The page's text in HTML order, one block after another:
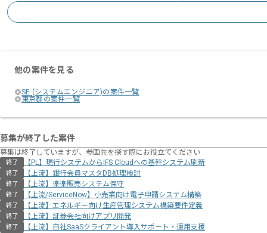
他の案件を見る
SE (システムエンジニア)の案件一覧
東京都の案件一覧
募集が終了した案件
募集は終了していますが、参画先を探す際にお役立てください
終了 【PL】現行システムからIFS Cloudへの基幹システム刷新
終了 【上流】銀行会員マスタDB処理検討
終了 【上流】楽楽販売システム保守
終了 【上流/ServiceNow】小売業向け電子申請システム構築
終了 【上流】エネルギー向け生産管理システム構築要件定義
終了 【上流】証券会社向けアプリ開発
終了 【上流】自社SaaSクライアント導入サポート・運用支援